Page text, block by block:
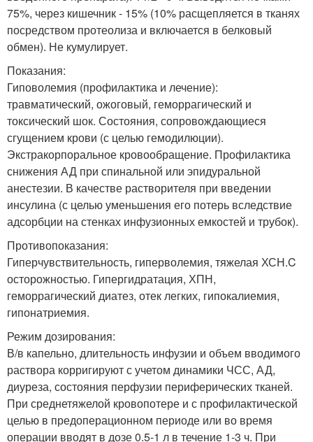
75%, через кишечник - 15% (10% расщепляется в тканях
посредством протеолиза и включается в белковый
обмен). Не кумулирует.
Показания:
Гиповолемия (профилактика и лечение):
травматический, ожоговый, геморрагический и
токсический шок. Состояния, сопровождающиеся
сгущением крови (с целью гемодилюции).
Экстракорпоральное кровообращение. Профилактика
снижения АД при спинальной или эпидуральной
анестезии. В качестве растворителя при введении
инсулина (с целью уменьшения его потерь вследствие
адсорбции на стенках инфузионных емкостей и трубок).
Противопоказания:
Гиперчувствительность, гиперволемия, тяжелая ХСН.C
осторожностью. Гипергидратация, ХПН,
геморрагический диатез, отек легких, гипокалиемия,
гипонатриемия.
Режим дозирования:
В/в капельно, длительность инфузии и объем вводимого
раствора корригируют с учетом динамики ЧСС, АД,
диуреза, состояния перфузии периферических тканей.
При среднетяжелой кровопотере и с профилактической
целью в предоперационном периоде или во время
операции вводят в дозе 0.5-1 л в течение 1-3 ч. При